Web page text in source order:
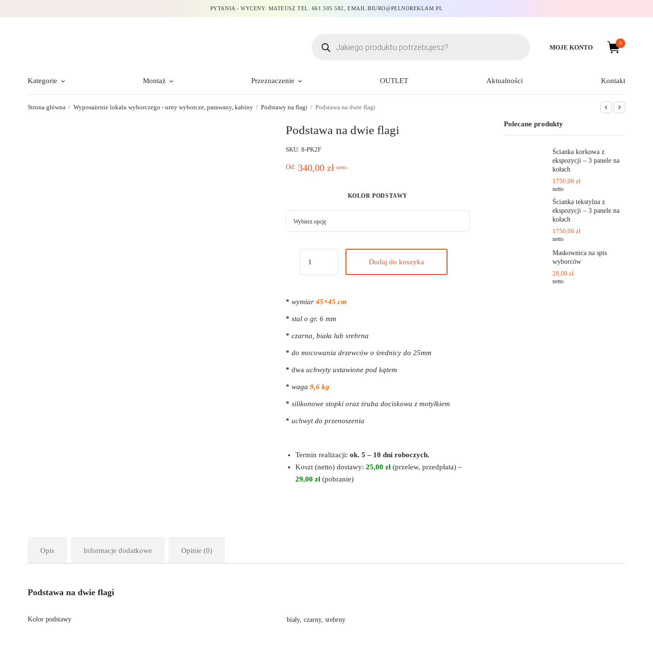
PYTANIA - WYCENY: MATEUSZ TEL. 661 505 582, EMAIL:BIURO@PELNOREKLAM.PL
MOJE KONTO
0
Kategorie Montaż Przeznaczenie OUTLET Aktualności Kontakt
Strona główna / Wyposażenie lokalu wyborczego - urny wyborcze, parawany, kabiny / Podstawy na flagi / Podstawa na dwie flagi
Podstawa na dwie flagi
SKU: 8-PK2F
Od: 340,00 zł netto
KOLOR PODSTAWY
Dodaj do koszyka
* wymiar45×45 cm
* stal o gr. 6 mm
* czarna, biała lub srebrna
* do mocowania drzewców o średnicy do 25mm
* dwa uchwyty ustawione pod kątem
* waga 9,6 kg
* silikonowe stopki oraz śruba dociskowa z motylkiem
* uchwyt do przenoszenia
Termin realizacji: ok. 5 – 10 dni roboczych.
Koszt (netto) dostawy: 25,00 zł (przelew, przedpłata) –
29,00 zł(pobranie)
Polecane produkty
Ścianka korkowa z
ekspozycji – 3 panele na
kołach
1750,00 zł
netto
Ścianka tekstylna z
ekspozycji – 3 panele na
kołach
1750,00 zł
netto
Maskownica na spis
wyborców
28,00 zł
netto
Opis Informacje dodatkowe Opinie (0)
Podstawa na dwie flagi
Kolor podstawy biały, czarny, srebrny